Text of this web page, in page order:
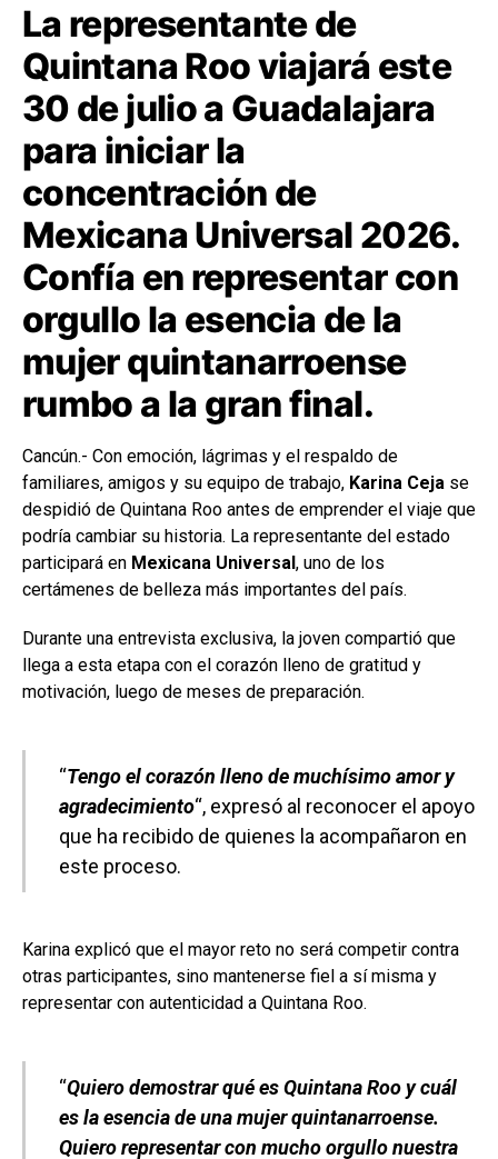
La representante de
Quintana Roo viajará este
30 de julio a Guadalajara
para iniciar la
concentración de
Mexicana Universal 2026.
Confía en representar con
orgullo la esencia de la
mujer quintanarroense
rumbo a la gran final.
Cancún.- Con emoción, lágrimas y el respaldo de
familiares, amigos y su equipo de trabajo, Karina Ceja se
despidió de Quintana Roo antes de emprender el viaje que
podría cambiar su historia. La representante del estado
participará en Mexicana Universal, uno de los
certámenes de belleza más importantes del país.
Durante una entrevista exclusiva, la joven compartió que
llega a esta etapa con el corazón lleno de gratitud y
motivación, luego de meses de preparación.
“Tengo el corazón lleno de muchísimo amor y
agradecimiento“, expresó al reconocer el apoyo
que ha recibido de quienes la acompañaron en
este proceso.
Karina explicó que el mayor reto no será competir contra
otras participantes, sino mantenerse fiel a sí misma y
representar con autenticidad a Quintana Roo.
“Quiero demostrar qué es Quintana Roo y cuál
es la esencia de una mujer quintanarroense.
Quiero representar con mucho orgullo nuestra